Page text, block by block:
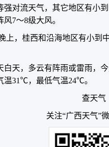
强对流天气，其它地区有小
7～8级大风。
上，桂西和沿海地区有小到
白天，多云有阵雨或雷雨，
温31℃，最低气温24℃。
查天气
关注“广西天气”